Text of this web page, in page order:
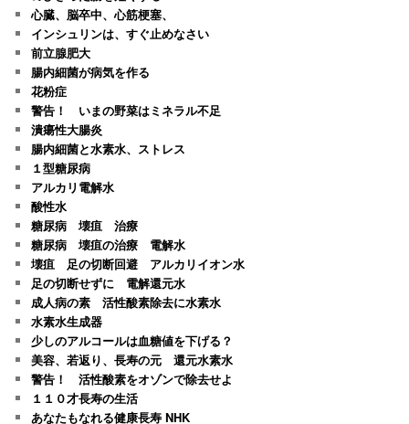
心臓、脳卒中、心筋梗塞、
インシュリンは、すぐ止めなさい
前立腺肥大
腸内細菌が病気を作る
花粉症
警告！ いまの野菜はミネラル不足
潰瘍性大腸炎
腸内細菌と水素水、ストレス
１型糖尿病
アルカリ電解水
酸性水
糖尿病 壊疽 治療
糖尿病 壊疽の治療 電解水
壊疽 足の切断回避 アルカリイオン水
足の切断せずに 電解還元水
成人病の素 活性酸素除去に水素水
水素水生成器
少しのアルコールは血糖値を下げる？
美容、若返り、長寿の元 還元水素水
警告！ 活性酸素をオゾンで除去せよ
１１０才長寿の生活
あなたもなれる健康長寿 NHK